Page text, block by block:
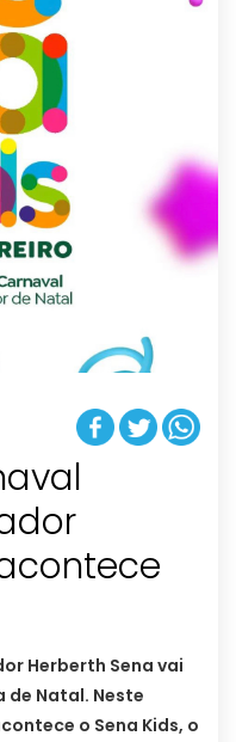
Herberth Sena vai
de Natal. Neste
o Sena Kids, o